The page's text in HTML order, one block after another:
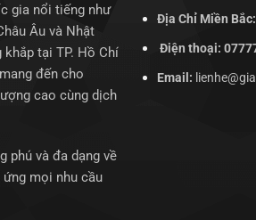
gia nổi tiếng như
Âu và Nhật
tại TP. Hồ Chí
đến cho
cao cùng dịch
phú và đa dạng về
mọi nhu cầu
Địa Chỉ Miền Bắc:
Điện thoại:
Email: